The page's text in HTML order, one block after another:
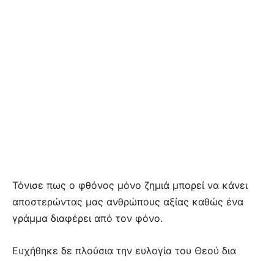
Τόνισε πως ο φθόνος μόνο ζημιά μπορεί να κάνει
αποστερώντας μας ανθρώπους αξίας καθώς ένα
γράμμα διαφέρει από τον φόνο.
Ευχήθηκε δε πλούσια την ευλογία του Θεού δια